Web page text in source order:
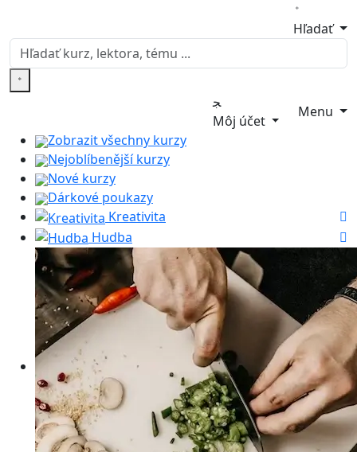
Hľadať
Môj účet
Menu
Zobrazit všechny kurzy
Nejoblíbenější kurzy
Nové kurzy
Dárkové poukazy
Kreativita
Hudba